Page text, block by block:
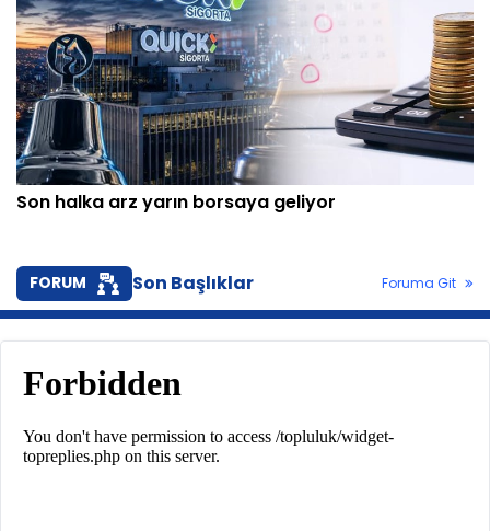
Son halka arz yarın borsaya geliyor
FORUM Son Başlıklar Foruma Git